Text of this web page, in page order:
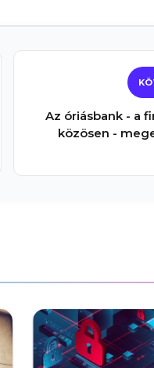
Az óriásbank - a
közösen -